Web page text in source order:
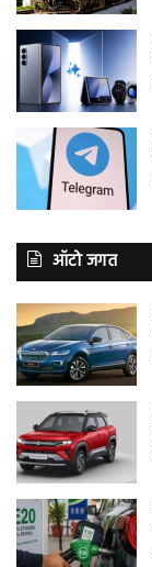
ऑटो जगत